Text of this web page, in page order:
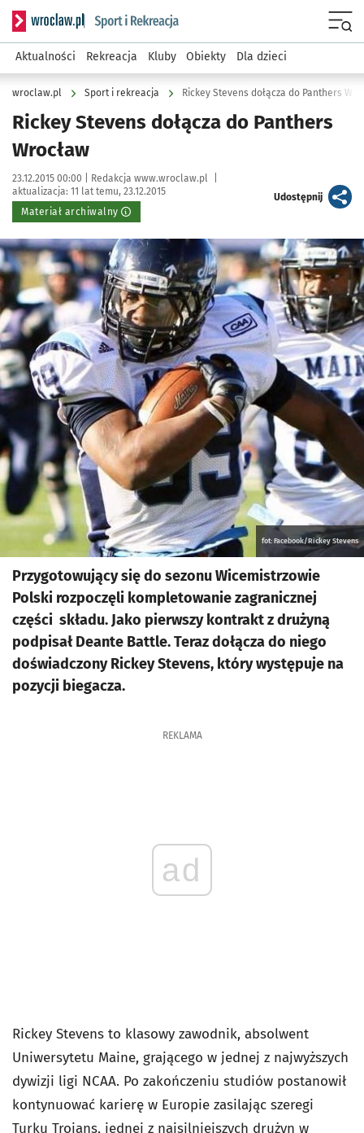
Serwis informacyjny wroclaw.pl podserwis: Sport i rekreacja
Aktualności Rekreacja Kluby Obiekty Dla dzieci
wroclaw.pl Sport i rekreacja Rickey Stevens dołącza do Panthers
Rickey Stevens dołącza do Panthers
Wrocław
Data publikacji:
23.12.2015 00:00 | Autor:
Redakcja www.wroclaw.pl
aktualizacja: 11 lat temu, 23.12.2015
Materiał archiwalny
Udostępnijartykuł
Kliknij, aby powiększyć
fot: Facebook/Rickey Stevens
Przygotowujący się do sezonu Wicemistrzowie
Polski rozpoczęli kompletowanie zagranicznej
części składu. Jako pierwszy kontrakt z drużyną
podpisał Deante Battle. Teraz dołącza do niego
doświadczony Rickey Stevens, który występuje na
pozycji biegacza.
REKLAMA
ad
Rickey Stevens to klasowy zawodnik, absolwent
Uniwersytetu Maine, grającego w jednej z najwyższych
dywizji ligi NCAA. Po zakończeniu studiów postanowił
kontynuować karierę w Europie zasilając szeregi
Turku Trojans, jednej z najsilniejszych drużyn w